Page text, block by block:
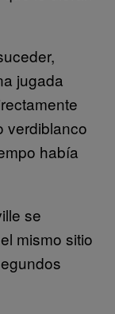
jugada
verdiblanco
había
se
mismo sitio